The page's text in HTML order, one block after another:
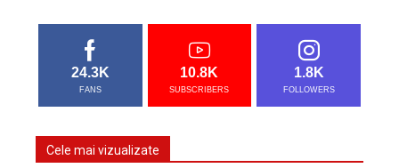
24.3K
FANS
10.8K
SUBSCRIBERS
1.8K
FOLLOWERS
Cele mai vizualizate